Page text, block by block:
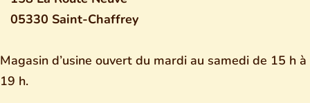
05330 Saint-Chaffrey
Magasin d’usine ouvert du mardi au samedi de 15 h à
19 h.